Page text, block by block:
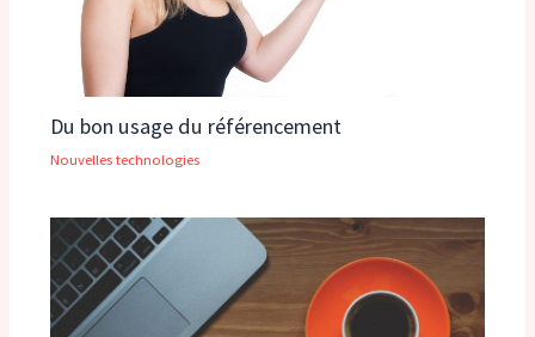
Du bon usage du référencement
Nouvelles technologies